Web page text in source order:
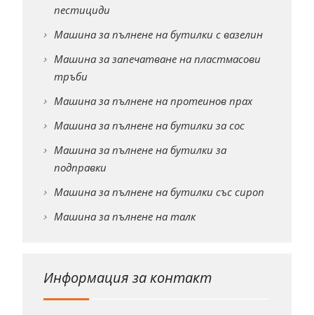
пестициди
Машина за пълнене на бутилки с вазелин
Машина за запечатване на пластмасови
тръби
Машина за пълнене на протеинов прах
Машина за пълнене на бутилки за сос
Машина за пълнене на бутилки за
подправки
Машина за пълнене на бутилки със сироп
Машина за пълнене на талк
Информация за контакт